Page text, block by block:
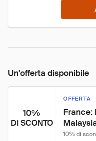
Un'offerta disponibile
10%
DI SCONTO
OFFERTA
France:
10% di